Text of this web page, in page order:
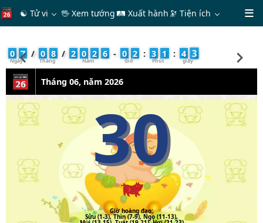
☯ Tử vi 🖖 Xem tướng 🛤 Xuất hành 🔭Tiện ích
0 7 / 0 8 / 2 0 2 6 - 0 2 : 3 1 : 4 4
Tháng 06, năm 2026
30
Giờ hoàng đạo:
Sửu (1-3), Thìn (7-9), Ngọ (11-13),